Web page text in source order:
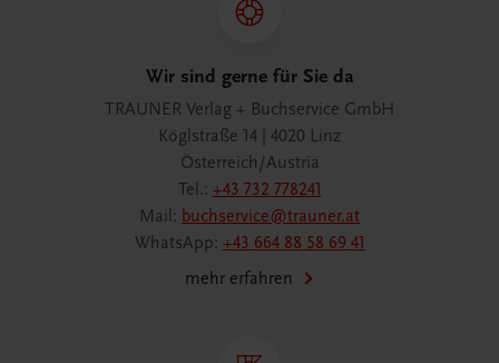
Wir sind gerne für Sie da
TRAUNER Verlag + Buchservice GmbH
Köglstraße 14 | 4020 Linz
Österreich/Austria
Tel.: +43 732 778241
Mail: buchservice@trauner.at
WhatsApp: +43 664 88 58 69 41
mehr erfahren